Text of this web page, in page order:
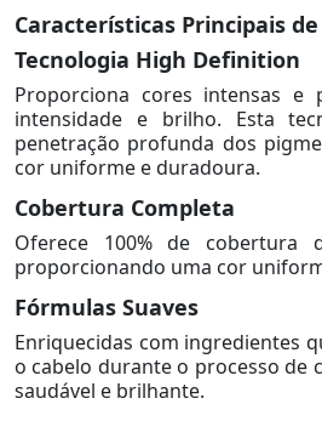
Características Principais
Tecnologia High Definition
Proporciona cores intensas e
intensidade e brilho. Esta
penetração profunda dos
cor uniforme e duradoura.
Cobertura Completa
Oferece 100% de cobertura
proporcionando uma cor
Fórmulas Suaves
Enriquecidas com ingredientes
o cabelo durante o processo de
saudável e brilhante.